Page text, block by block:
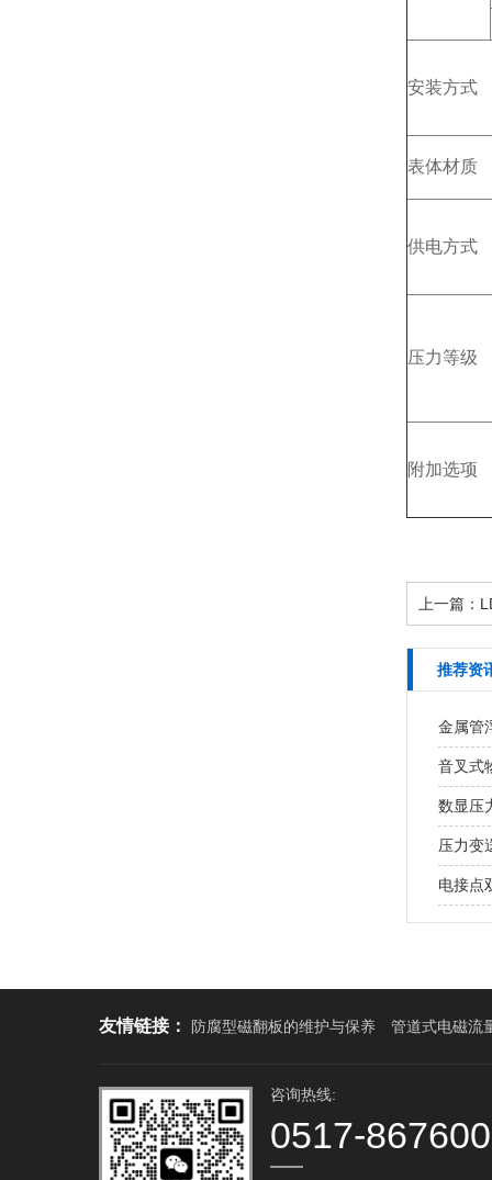
安装方式
表体材质
供电方式
压力等级
附加选项
上一篇：
推荐资
金属管
音叉式
数显压
压力变
电接点
友情链接： 防腐型磁翻板的维护与保养 管道式电磁流
咨询热线:
0517-